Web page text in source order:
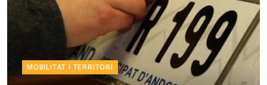
MOBILITAT I TERRITORI